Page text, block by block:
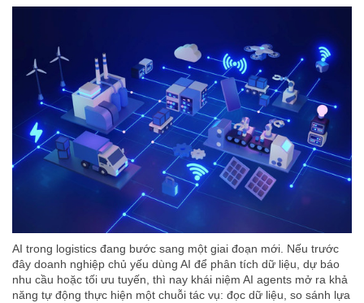
AI trong logistics đang bước sang một giai đoạn mới. Nếu trước
đây doanh nghiệp chủ yếu dùng AI để phân tích dữ liệu, dự báo
nhu cầu hoặc tối ưu tuyến, thì nay khái niệm AI agents mở ra khả
năng tự động thực hiện một chuỗi tác vụ: đọc dữ liệu, so sánh lựa